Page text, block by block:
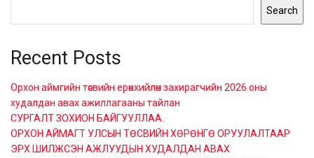
Search
Recent Posts
Орхон аймгийн төсвийн ерөнхийлөн захирагчийн 2026 оны
худалдан авах ажиллагааны тайлан
СУРГАЛТ ЗОХИОН БАЙГУУЛЛАА.
ОРХОН АЙМАГТ УЛСЫН ТӨСВИЙН ХӨРӨНГӨ ОРУУЛАЛТААР
ЭРХ ШИЛЖСЭН АЖЛУУДЫН ХУДАЛДАН АВАХ